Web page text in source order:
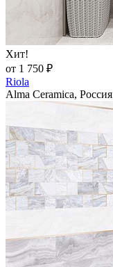
Хит!
от 1 750 ₽
Riola
Alma Ceramica, Россия